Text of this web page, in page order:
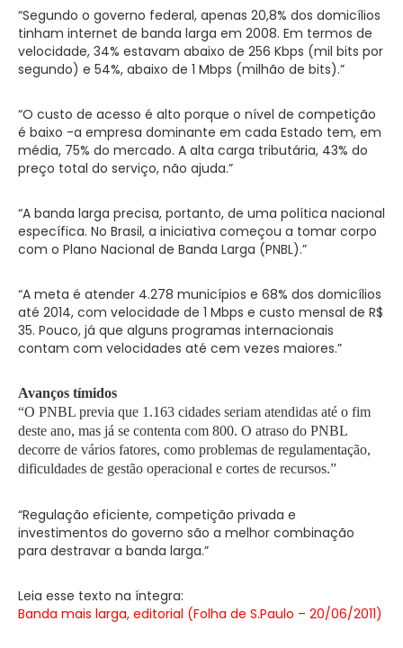
“Segundo o governo federal, apenas 20,8% dos domicílios
tinham internet de banda larga em 2008. Em termos de
velocidade, 34% estavam abaixo de 256 Kbps (mil bits por
segundo) e 54%, abaixo de 1 Mbps (milhão de bits).”
“O custo de acesso é alto porque o nível de competição
é baixo -a empresa dominante em cada Estado tem, em
média, 75% do mercado. A alta carga tributária, 43% do
preço total do serviço, não ajuda.”
“A banda larga precisa, portanto, de uma política nacional
específica. No Brasil, a iniciativa começou a tomar corpo
com o Plano Nacional de Banda Larga (PNBL).”
“A meta é atender 4.278 municípios e 68% dos domicílios
até 2014, com velocidade de 1 Mbps e custo mensal de R$
35. Pouco, já que alguns programas internacionais
contam com velocidades até cem vezes maiores.”
Avanços tímidos
“O PNBL previa que 1.163 cidades seriam atendidas até o fim
deste ano, mas já se contenta com 800. O atraso do PNBL
decorre de vários fatores, como problemas de regulamentação,
dificuldades de gestão operacional e cortes de recursos.”
“Regulação eficiente, competição privada e
investimentos do governo são a melhor combinação
para destravar a banda larga.”
Leia esse texto na íntegra:
Banda mais larga, editorial (Folha de S.Paulo – 20/06/2011)